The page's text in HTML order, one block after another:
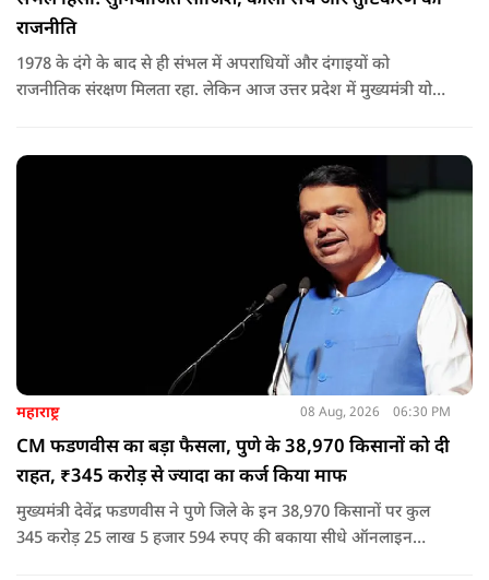
राजनीति
1978 के दंगे के बाद से ही संभल में अपराधियों और दंगाइयों को
राजनीतिक संरक्षण मिलता रहा. लेकिन आज उत्तर प्रदेश में मुख्यमंत्री योगी
नेता या सांसद क्यों न हो, यदि वह राज्य की शांति और सुरक्षा से खिलवाड़
महाराष्ट्र 08 Aug, 2026 06:30 PM
CM फडणवीस का बड़ा फैसला, पुणे के 38,970 किसानों को दी
राहत, ₹345 करोड़ से ज्यादा का कर्ज किया माफ
मुख्यमंत्री देवेंद्र फडणवीस ने पुणे जिले के इन 38,970 किसानों पर कुल
345 करोड़ 25 लाख 5 हजार 594 रुपए की बकाया सीधे ऑनलाइन